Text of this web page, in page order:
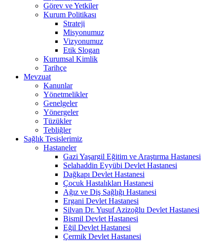
Görev ve Yetkiler
Kurum Politikası
Strateji
Misyonumuz
Vizyonumuz
Etik Slogan
Kurumsal Kimlik
Tarihçe
Mevzuat
Kanunlar
Yönetmelikler
Genelgeler
Yönergeler
Tüzükler
Tebliğler
Sağlık Tesislerimiz
Hastaneler
Gazi Yaşargil Eğitim ve Araştırma Hastanesi
Selahaddin Eyyübi Devlet Hastanesi
Dağkapı Devlet Hastanesi
Çocuk Hastalıkları Hastanesi
Ağız ve Diş Sağlığı Hastanesi
Ergani Devlet Hastanesi
Silvan Dr. Yusuf Azizoğlu Devlet Hastanesi
Bismil Devlet Hastanesi
Eğil Devlet Hastanesi
Çermik Devlet Hastanesi